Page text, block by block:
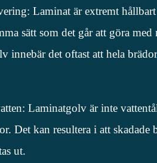
Laminat är extremt
sätt som det går att göra
innebär det oftast att hela
Laminatgolv är inte
Det kan resultera i att skadade
ut.